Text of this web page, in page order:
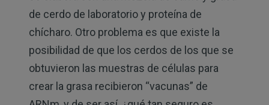
de cerdo de laboratorio y proteína de
chícharo. Otro problema es que existe la
posibilidad de que los cerdos de los que se
obtuvieron las muestras de células para
crear la grasa recibieron “vacunas” de